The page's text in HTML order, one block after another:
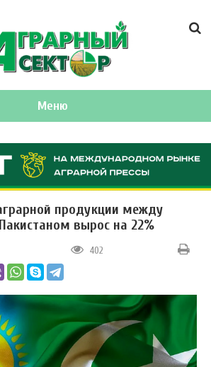
Меню
продукции между
вырос на 22%
402